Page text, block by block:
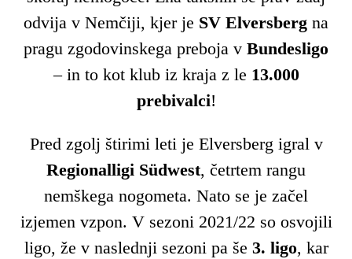
odvija v Nemčiji, kjer je SV Elversberg na
pragu zgodovinskega preboja v Bundesligo
– in to kot klub iz kraja z le 13.000
prebivalci!
Pred zgolj štirimi leti je Elversberg igral v
Regionalligi Südwest, četrtem rangu
nemškega nogometa. Nato se je začel
izjemen vzpon. V sezoni 2021/22 so osvojili
ligo, že v naslednji sezoni pa še 3. ligo, kar